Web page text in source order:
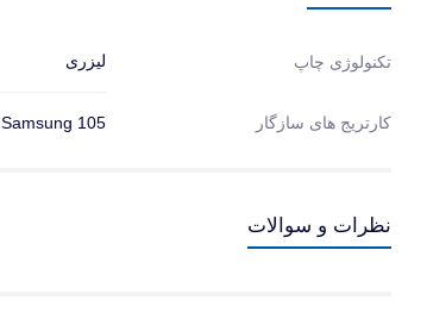
تکنولوژی چاپ لیزری
کارتریج های سازگار Samsung 105
نظرات و سوالات